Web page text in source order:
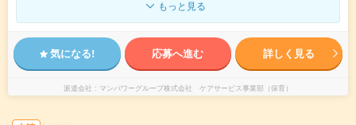
もっと見る
気になる! 応募へ進む 詳しく見る
派遣会社 マンパワーグループ株式会社 ケアサービス事業部（保育）